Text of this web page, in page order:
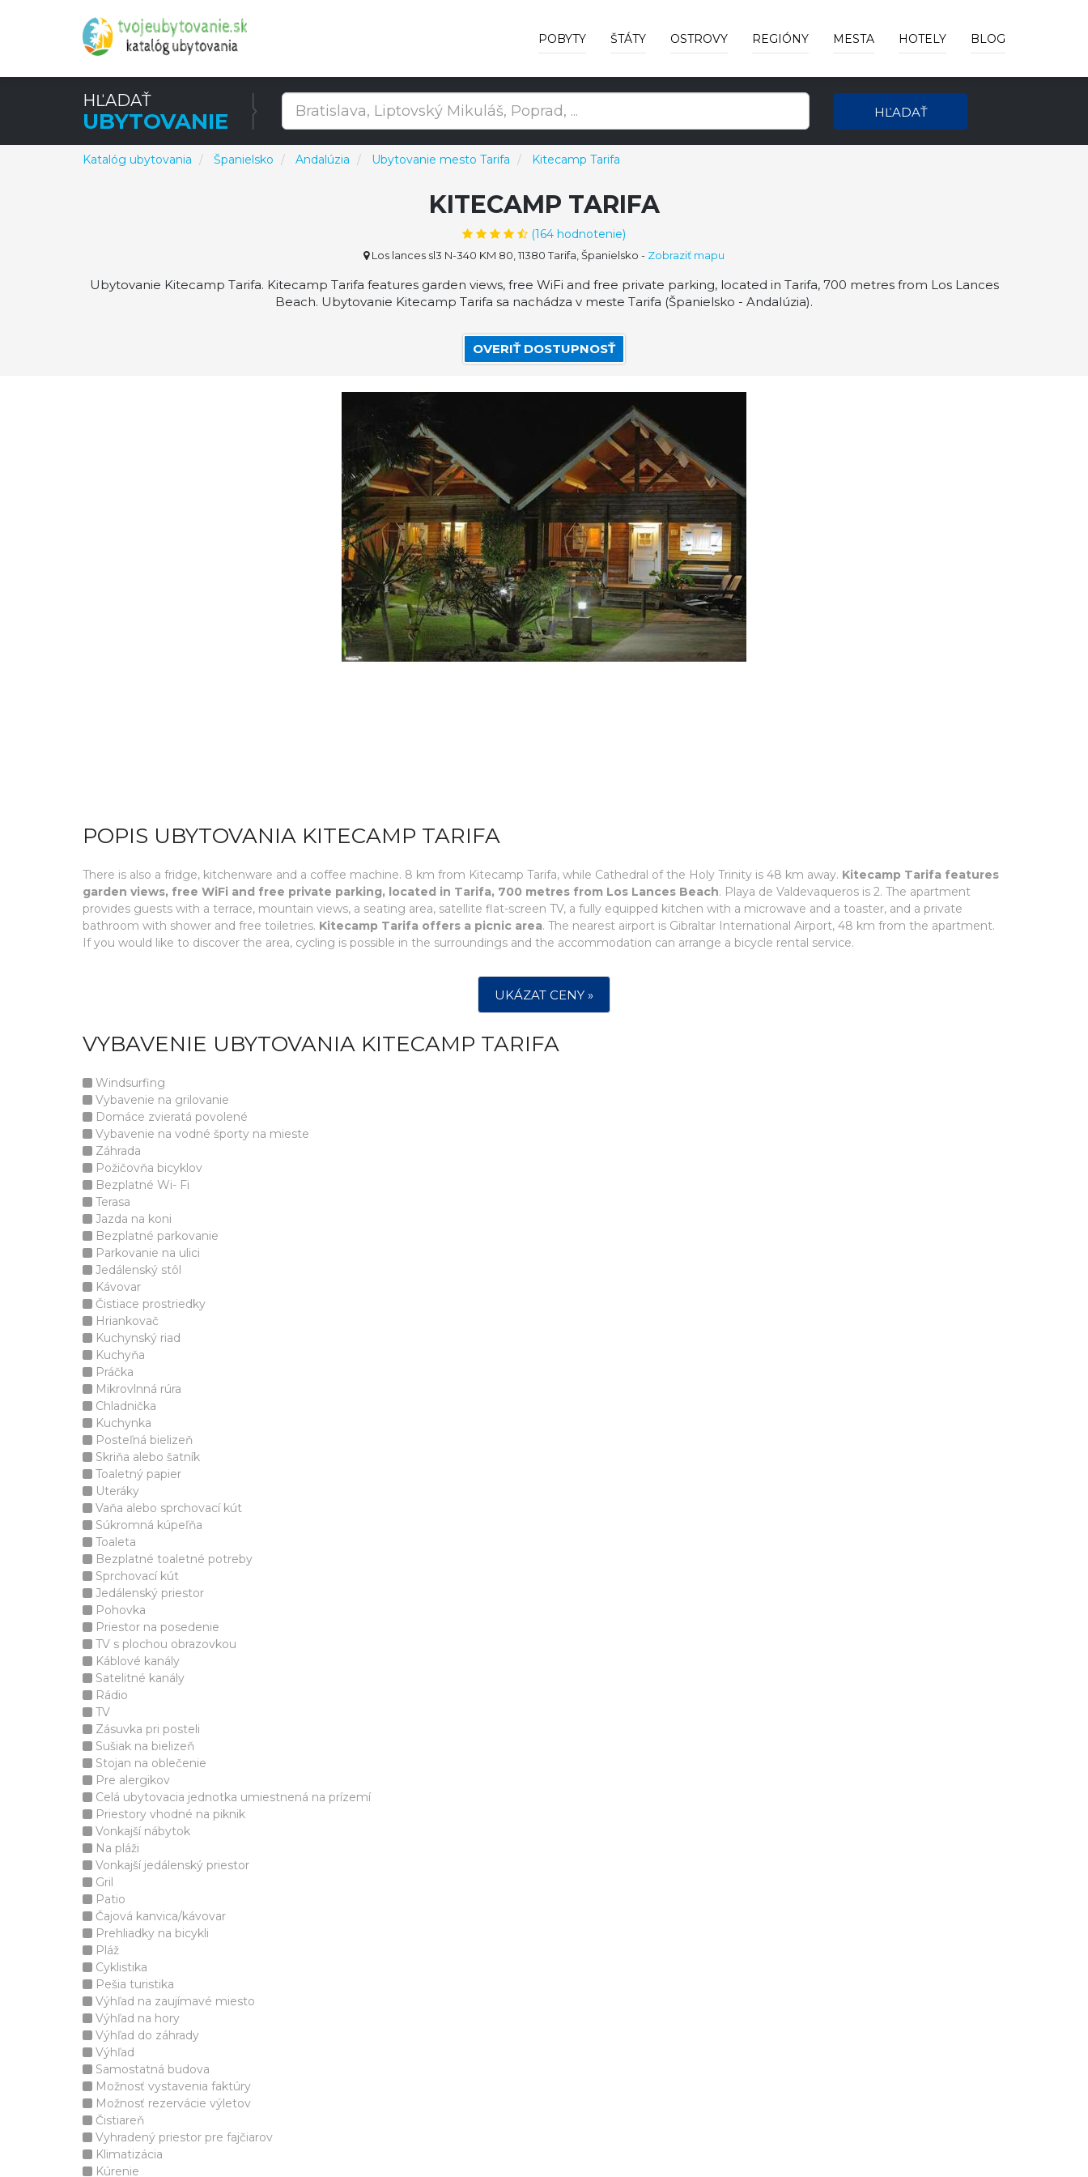
POBYTY ŠTÁTY OSTROVY REGIÓNY MESTA HOTELY BLOG
HĽADAŤ
UBYTOVANIE HĽADAŤ
Katalóg ubytovania Španielsko Andalúzia Ubytovanie mesto Tarifa Kitecamp Tarifa
KITECAMP TARIFA
(164 hodnotenie)
Los lances sl3 N-340 KM 80, 11380 Tarifa, Španielsko - Zobraziť mapu
Ubytovanie Kitecamp Tarifa. Kitecamp Tarifa features garden views, free WiFi and free private parking, located in Tarifa, 700 metres from Los Lances
Beach. Ubytovanie Kitecamp Tarifa sa nachádza v meste Tarifa (Španielsko - Andalúzia).
OVERIŤ DOSTUPNOSŤ
POPIS UBYTOVANIA KITECAMP TARIFA
There is also a fridge, kitchenware and a coffee machine. 8 km from Kitecamp Tarifa, while Cathedral of the Holy Trinity is 48 km away. Kitecamp Tarifa features
garden views, free WiFi and free private parking, located in Tarifa, 700 metres from Los Lances Beach. Playa de Valdevaqueros is 2. The apartment
provides guests with a terrace, mountain views, a seating area, satellite flat-screen TV, a fully equipped kitchen with a microwave and a toaster, and a private
bathroom with shower and free toiletries. Kitecamp Tarifa offers a picnic area. The nearest airport is Gibraltar International Airport, 48 km from the apartment.
If you would like to discover the area, cycling is possible in the surroundings and the accommodation can arrange a bicycle rental service.
UKÁZAT CENY »
VYBAVENIE UBYTOVANIA KITECAMP TARIFA
Windsurfing
Vybavenie na grilovanie
Domáce zvieratá povolené
Vybavenie na vodné športy na mieste
Záhrada
Požičovňa bicyklov
Bezplatné Wi- Fi
Terasa
Jazda na koni
Bezplatné parkovanie
Parkovanie na ulici
Jedálenský stôl
Kávovar
Čistiace prostriedky
Hriankovač
Kuchynský riad
Kuchyňa
Práčka
Mikrovlnná rúra
Chladnička
Kuchynka
Posteľná bielizeň
Skriňa alebo šatník
Toaletný papier
Uteráky
Vaňa alebo sprchovací kút
Súkromná kúpeľňa
Toaleta
Bezplatné toaletné potreby
Sprchovací kút
Jedálenský priestor
Pohovka
Priestor na posedenie
TV s plochou obrazovkou
Káblové kanály
Satelitné kanály
Rádio
TV
Zásuvka pri posteli
Sušiak na bielizeň
Stojan na oblečenie
Pre alergikov
Celá ubytovacia jednotka umiestnená na prízemí
Priestory vhodné na piknik
Vonkajší nábytok
Na pláži
Vonkajší jedálenský priestor
Gril
Patio
Čajová kanvica/kávovar
Prehliadky na bicykli
Pláž
Cyklistika
Pešia turistika
Výhľad na zaujímavé miesto
Výhľad na hory
Výhľad do záhrady
Výhľad
Samostatná budova
Možnosť vystavenia faktúry
Možnosť rezervácie výletov
Čistiareň
Vyhradený priestor pre fajčiarov
Klimatizácia
Kúrenie